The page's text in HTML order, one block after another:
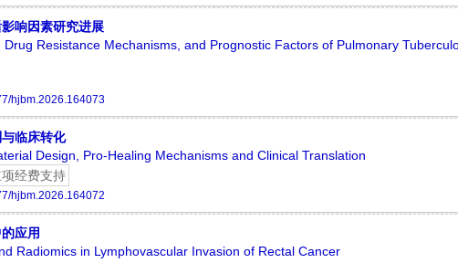
响因素研究进展
Resistance Mechanisms, and Prognostic Factors of Pulmonary
hjbm.2026.164073
临床转化
Design, Pro-Healing Mechanisms and Clinical Translation
经费支持
hjbm.2026.164072
应用
Radiomics in Lymphovascular Invasion of Rectal Cancer